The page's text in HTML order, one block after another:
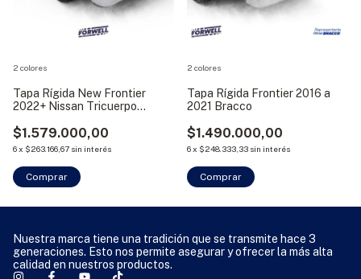
Tapa Rígida New Frontier
2022+ Nissan Tricuerpo
$1.579.000,00
6x $263.166,67 sin interés
2 colores
Comprar
Tapa Rígida Frontier 2016 a
2021 Bracco
$1.490.000,00
6x $248.333,33 sin interés
2 colores
Comprar
Nuestra marca tiene una tradición que se transmite hace 3
generaciones. Esto nos permite asegurar y ofrecer la más alta
calidad en nuestros productos.